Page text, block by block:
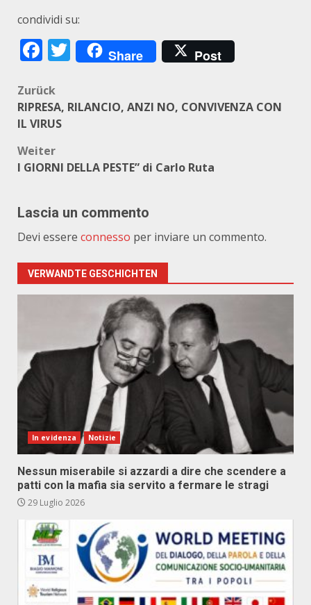
condividi su:
Facebook
Twitter
Share Post
Beitragsnavigation
Zurück
RIPRESA, RILANCIO, ANZI NO, CONVIVENZA CON
IL VIRUS
Weiter
I GIORNI DELLA PESTE” di Carlo Ruta
Lascia un commento
Devi essere connesso per inviare un commento.
VERWANDTE GESCHICHTEN
In evidenza Notizie
Nessun miserabile si azzardi a dire che scendere a
patti con la mafia sia servito a fermare le stragi
29 Luglio 2026